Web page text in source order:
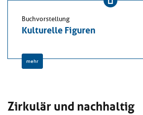
Buchvorstellung
Kulturelle Figuren
mehr
Zirkulär und nachhaltig